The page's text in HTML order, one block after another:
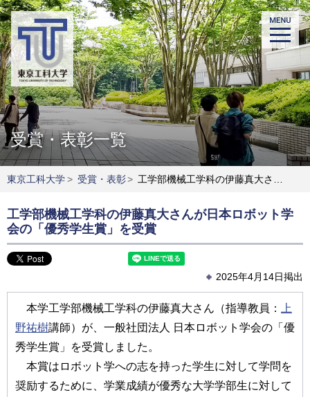
受賞・表彰一覧
東京工科大学> 受賞・表彰> 工学部機械工学科の伊藤真大さんが日本ロボット学会の「優秀学生賞」を受賞
工学部機械工学科の伊藤真大さんが日本ロボット学
会の「優秀学生賞」を受賞
2025年4月14日掲出
本学工学部機械工学科の伊藤真大さん（指導教員：
上
野祐樹講師）が、一般社団法人 日本ロボット学会の「優
秀学生賞」を受賞しました。
本賞はロボット学への志を持った学生に対して学問を
奨励するために、学業成績が優秀な大学学部生に対して